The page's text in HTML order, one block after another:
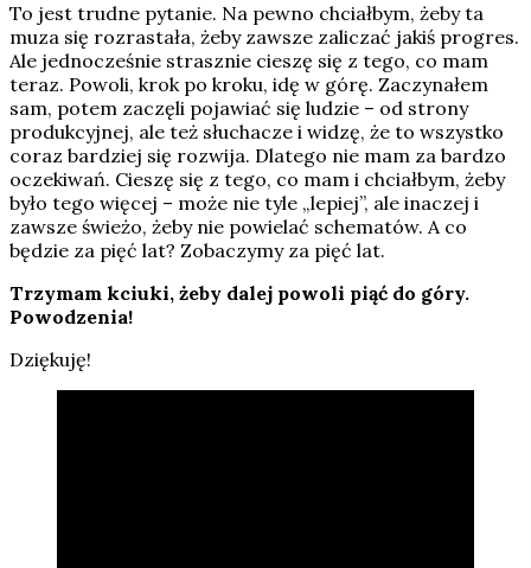
To jest trudne pytanie. Na pewno chciałbym, żeby ta
muza się rozrastała, żeby zawsze zaliczać jakiś progres.
Ale jednocześnie strasznie cieszę się z tego, co mam
teraz. Powoli, krok po kroku, idę w górę. Zaczynałem
sam, potem zaczęli pojawiać się ludzie – od strony
produkcyjnej, ale też słuchacze i widzę, że to wszystko
coraz bardziej się rozwija. Dlatego nie mam za bardzo
oczekiwań. Cieszę się z tego, co mam i chciałbym, żeby
było tego więcej – może nie tyle „lepiej”, ale inaczej i
zawsze świeżo, żeby nie powielać schematów. A co
będzie za pięć lat? Zobaczymy za pięć lat.
Trzymam kciuki, żeby dalej powoli piąć do góry.
Powodzenia!
Dziękuję!